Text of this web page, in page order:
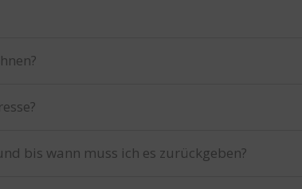
bis wann muss ich es zurückgeben?